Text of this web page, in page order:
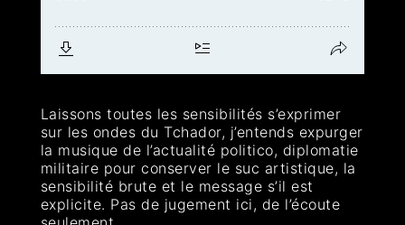
Laissons toutes les sensibilités s’exprimer
sur les ondes du Tchador, j’entends expurger
la musique de l’actualité politico, diplomatie
militaire pour conserver le suc artistique, la
sensibilité brute et le message s’il est
explicite. Pas de jugement ici, de l’écoute